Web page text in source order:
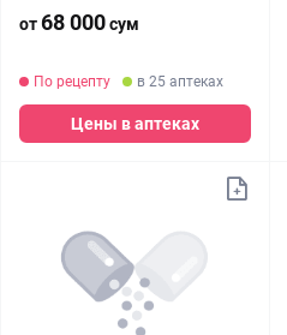
от68 000сум
По рецепту в 25 аптеках
Цены в аптеках